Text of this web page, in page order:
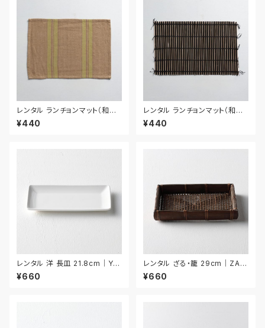
レンタル ランチョンマット（和風）
44.8cm｜MAW014
¥440
レンタル ランチョンマット（和風）
54cm｜MAW026
¥440
レンタル 洋 長皿 21.8cm｜YN
AA009
¥660
レンタル ざる・籠 29cm｜ZAR
015
¥660